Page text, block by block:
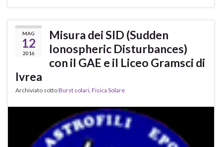
MAG
12
2016
Misura dei SID (Sudden
Ionospheric Disturbances)
con il GAE e il Liceo Gramsci di
Ivrea
Archiviato sottoBurst solari Fisica Solare